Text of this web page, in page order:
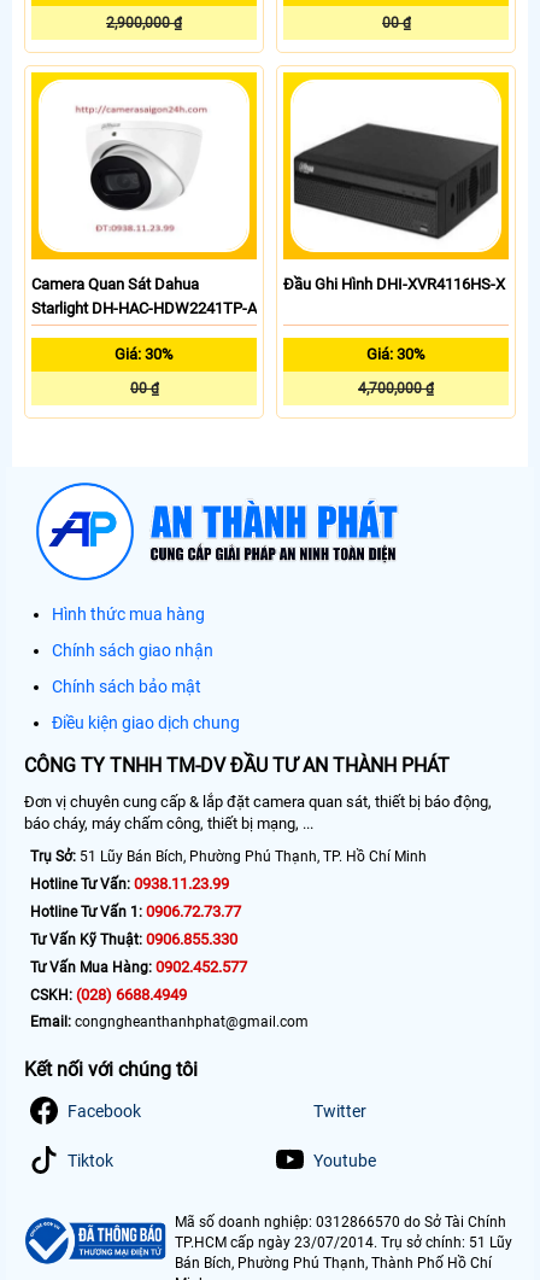
2,900,000 ₫ 00 ₫
Camera Quan Sát Dahua
Starlight DH-HAC-HDW2241TP-A
Giá: 30%
00 ₫
Đầu Ghi Hình DHI-XVR4116HS-X
Giá: 30%
4,700,000 ₫
Hình thức mua hàng
Chính sách giao nhận
Chính sách bảo mật
Điều kiện giao dịch chung
CÔNG TY TNHH TM-DV ĐẦU TƯ AN THÀNH PHÁT
Đơn vị chuyên cung cấp & lắp đặt camera quan sát, thiết bị báo động,
báo cháy, máy chấm công, thiết bị mạng, ...
Trụ Sở: 51 Lũy Bán Bích, Phường Phú Thạnh, TP. Hồ Chí Minh
Hotline Tư Vấn: 0938.11.23.99
Hotline Tư Vấn 1: 0906.72.73.77
Tư Vấn Kỹ Thuật: 0906.855.330
Tư Vấn Mua Hàng: 0902.452.577
CSKH: (028) 6688.4949
Email: congngheanthanhphat@gmail.com
Kết nối với chúng tôi
Facebook Twitter
Tiktok Youtube
Mã số doanh nghiệp: 0312866570 do Sở Tài Chính
TP.HCM cấp ngày 23/07/2014. Trụ sở chính: 51 Lũy
Bán Bích, Phường Phú Thạnh, Thành Phố Hồ Chí